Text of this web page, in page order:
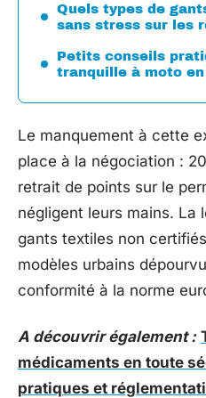
Quels types de
sans stress sur les
Petits conseils
tranquille à moto en
Le manquement à cette
place à la négociation :
retrait de points sur le
négligent leurs mains. La
gants textiles non
modèles urbains
conformité à la norme
A découvrir également :
médicaments en toute
pratiques et